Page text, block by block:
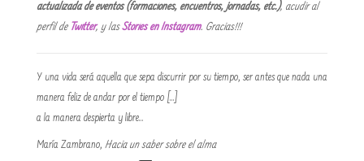
actualizada de eventos (formaciones, encuentros, jornadas, etc.), acudir al
perfil de Twitter, y lasStories en Instagram. Gracias!!!
Y una vida será aquella que sepa discurrir por su tiempo, ser antes que nada una
manera feliz de andar por el tiempo […]
a la manera despierta y libre…
María Zambrano, Hacia un saber sobre el alma